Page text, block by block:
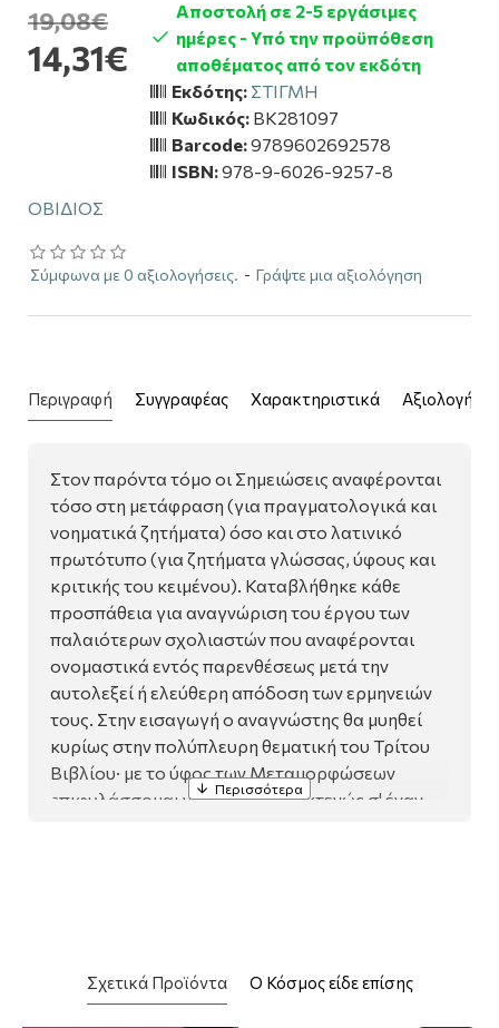
ΟΒΙΔΙΟΣ
Σύμφωνα με 0 αξιολογήσεις. - Γράψτε μια αξιολόγηση
14,31€
19,08€
Αποστολή σε 2-5 εργάσιμες
ημέρες - Υπό την προϋπόθεση
αποθέματος από τον εκδότη
Εκδότης: ΣΤΙΓΜΗ
Κωδικός: BK281097
Barcode:9789602692578
ISBN:978-9-6026-9257-8
Περιγραφή Συγγραφέας Χαρακτηριστικά
Στον παρόντα τόμο οι Σημειώσεις αναφέρονται
τόσο στη μετάφραση (για πραγματολογικά και
νοηματικά ζητήματα) όσο και στο λατινικό
πρωτότυπο (για ζητήματα γλώσσας, ύφους και
κριτικής του κειμένου). Καταβλήθηκε κάθε
προσπάθεια για αναγνώριση του έργου των
παλαιότερων σχολιαστών που αναφέρονται
ονομαστικά εντός παρενθέσεως μετά την
αυτολεξεί ή ελεύθερη απόδοση των ερμηνειών
τους. Στην εισαγωγή ο αναγνώστης θα μυηθεί
κυρίως στην πολύπλευρη θεματική του Τρίτου
Βιβλίου· με το ύφος των Μεταμορφώσεων
επιφυλάσσομαι να ασχοληθώ εκτενώς σ' έναν
Το κείμενο ερείδεται στις δύο κριτικές εκδόσεις
Σχετικά Προϊόντα Ο Κόσμος είδε επίσης